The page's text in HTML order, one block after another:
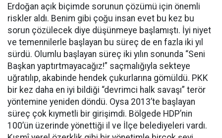
Erdoğan açık biçimde sorunun çözümü için önemli
riskler aldı. Benim gibi çoğu insan evet bu kez bu
sorun çözülecek diye düşünmeye başlamıştı. İyi niyet
ve temennilerle başlayan bu süreç de en fazla iki yıl
sürdü. Olumlu başlayan süreç iki yılın sonunda “Seni
Başkan yaptırtmayacağız!” saçmalığıyla sekteye
uğratılıp, akabinde hendek çukurlarına gömüldü. PKK
bir kez daha en iyi bildiği “devrimci halk savaşı” terör
yöntemine yeniden döndü. Oysa 2013’te başlayan
süreç çok kıymetli bir girişimdi. Bölgede HDP’nin
100’ün üzerinde yönettiği il ve İlçe belediyeleri vardı.